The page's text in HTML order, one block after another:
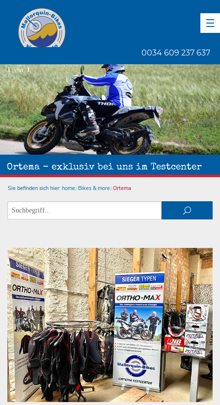
0034 609 237 637
Ortema - exklusiv bei uns im Testcenter
1 von 1
Sie befinden sich hier: home Bikes & more Ortema